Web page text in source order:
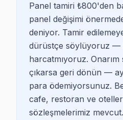
Beşiktaş Philips TV
Philips TV sahipleri,
Beşiktaş Arçelik TV
Beşiktaş'ta Arçelik TV
Beşiktaş Beko TV
Panel tamiri ₺800'den
panel değişimi
deniyor. Tamir
dürüstçe söylüyoruz —
harcatmıyoruz.
çıkarsa geri dönün —
para ödemiyorsunuz.
cafe, restoran ve
sözleşmelerimiz